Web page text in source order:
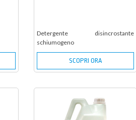
Detergente disincrostante
schiumogeno
SCOPRI ORA